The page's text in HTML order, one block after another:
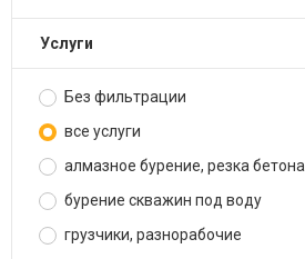
услуги
Без фильтрации
все услуги
алмазное бурение, резка бетона
бурение скважин под воду
грузчики, разнорабочие